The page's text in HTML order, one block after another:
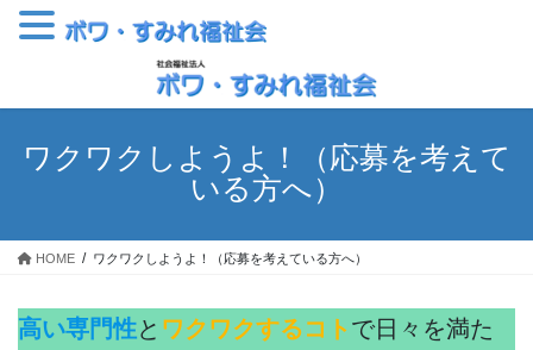
テ
ゲ
ワクワクしようよ！（応募を考えて
いる方へ）
HOME ワクワクしようよ！（応募を考えている方へ）
高い専門性と ワクワクするコト で日々を満た